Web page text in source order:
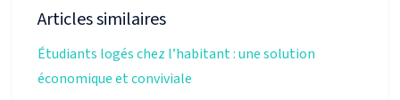
Articles similaires
Étudiants logés chez l’habitant : une solution
économique et conviviale